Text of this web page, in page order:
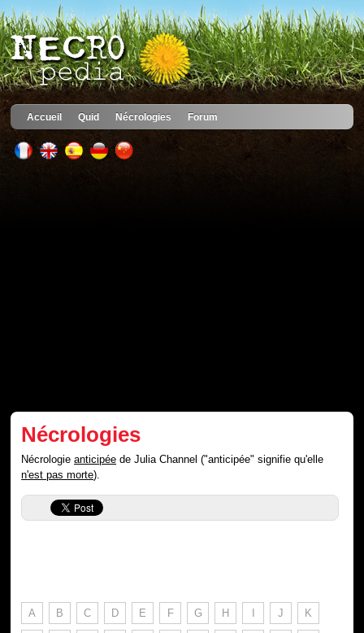
Accueil Quid Nécrologies Forum
Nécrologies
Nécrologieanticipée de Julia Channel ("anticipée" signifie qu'elle
n'est pas morte).
A B C D E F G H I J K